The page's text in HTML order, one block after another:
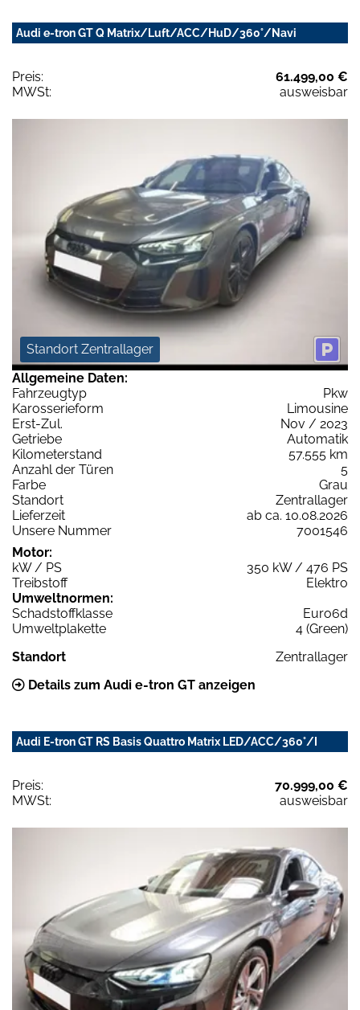
Audi e-tron GT Q Matrix/Luft/ACC/HuD/360°/Navi
Preis:
61.499,00 €
MWSt:
ausweisbar
Standort Zentrallager
Allgemeine Daten:
Fahrzeugtyp
Pkw
Karosserieform
Limousine
Erst-Zul.
Nov / 2023
Getriebe
Automatik
Kilometerstand
57.555 km
Anzahl der Türen
5
Farbe
Grau
Standort
Zentrallager
Lieferzeit
ab ca. 10.08.2026
Unsere Nummer
7001546
Motor:
kW / PS
350 kW / 476 PS
Treibstoff
Elektro
Umweltnormen:
Schadstoffklasse
Euro6d
Umweltplakette
4 (Green)
Standort
Zentrallager
Details zum Audi e-tron GT anzeigen
Audi E-tron GT RS Basis Quattro Matrix LED/ACC/360°/I
Preis:
70.999,00 €
MWSt:
ausweisbar